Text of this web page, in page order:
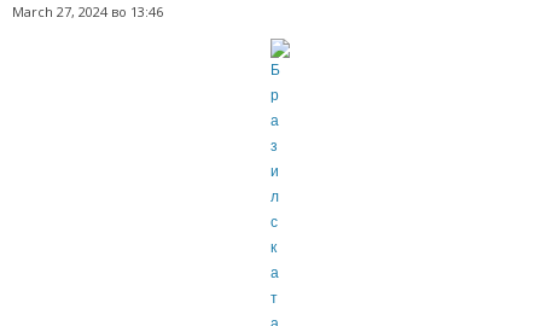
March 27, 2024 во 13:46